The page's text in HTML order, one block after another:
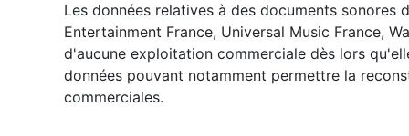
Les données relatives à des documents sonores
Entertainment France, Universal Music France,
d'aucune exploitation commerciale dès lors
données pouvant notamment permettre la
commerciales.